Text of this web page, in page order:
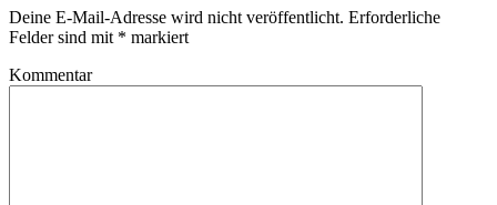
Deine E-Mail-Adresse wird nicht veröffentlicht. Erforderliche
Felder sind mit * markiert
Kommentar